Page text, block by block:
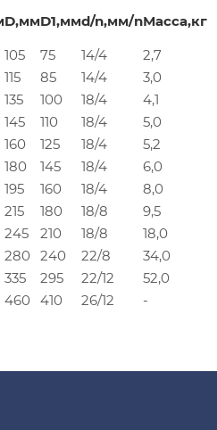
D,ммD1,ммd/n,мм/nМасса,кг
105 75 14/4
2,7
115 85 14/4
3,0
135 100 18/4
4,1
145 110 18/4
5,0
160 125 18/4
5,2
180 145 18/4
6,0
195 160 18/4
8,0
215 180 18/8
9,5
245 210 18/8
18,0
280 240 22/8
34,0
335 295 22/12
52,0
460 410 26/12 -